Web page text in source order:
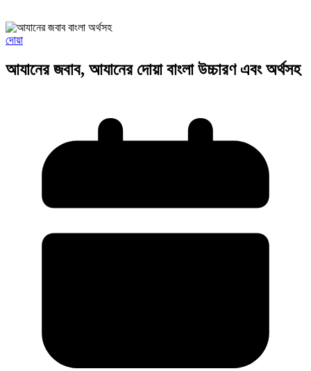
দোয়া
আযানের জবাব, আযানের দোয়া বাংলা উচ্চারণ এবং অর্থসহ